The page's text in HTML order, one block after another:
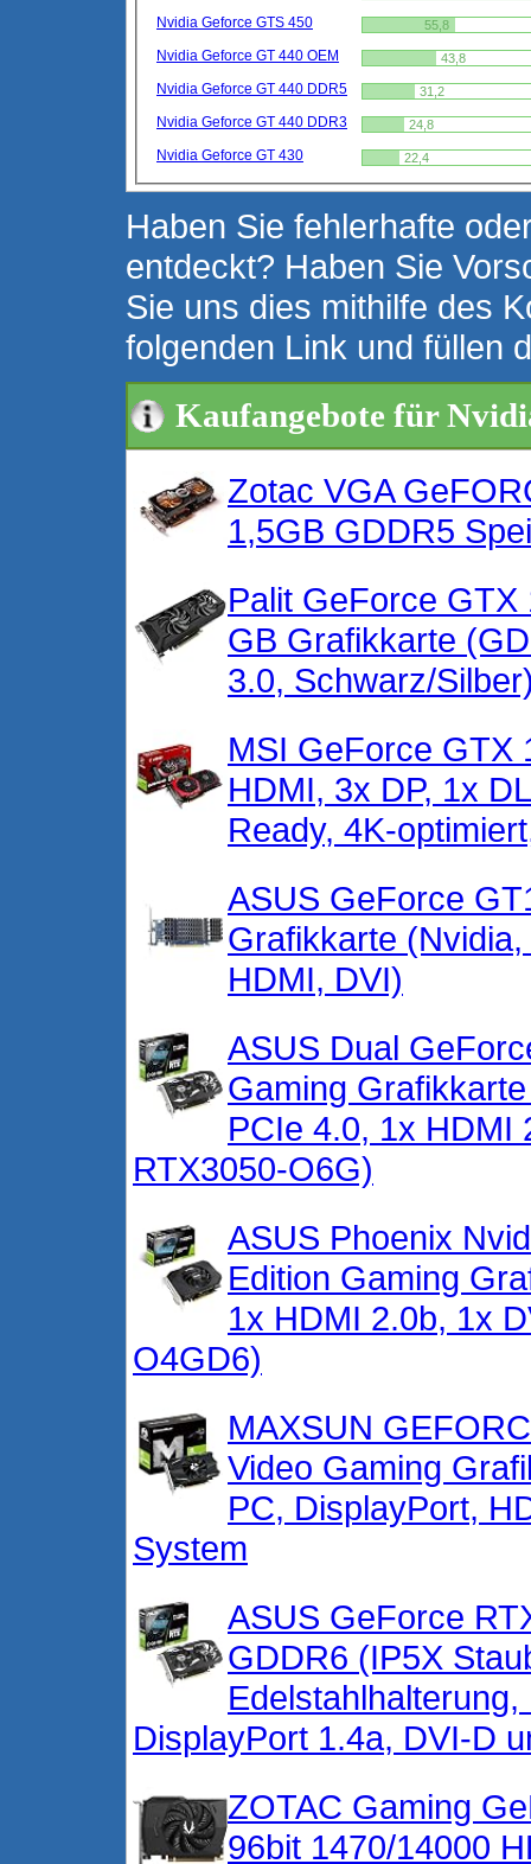
Nvidia Geforce GTS 450 55,8
Nvidia Geforce GT 440 OEM 43,8
Nvidia Geforce GT 440 DDR5 31,2
Nvidia Geforce GT 440 DDR3 24,8
Nvidia Geforce GT 430 22,4
Haben Sie fehlerhafte
entdeckt? Haben Sie
Sie uns dies mithilfe des
folgenden Link und füllen
Kaufangebote für
Zotac VGA
1,5GB GDDR5
Palit GeForce
GB Grafikkarte
3.0, Schwarz/
MSI GeForce GTX
HDMI, 3x DP, 1x
Ready, 4K-
ASUS GeForce
Grafikkarte
HDMI, DVI)
ASUS Dual
Gaming
PCIe 4.0, 1x HDMI
RTX3050-O6G)
ASUS Phoenix
Edition Gaming
1x HDMI 2.0b, 1x
O4GD6)
MAXSUN
Video Gaming
PC, DisplayPort,
System
ASUS GeForce
GDDR6 (IP5X
DisplayPort 1.4a, DVI-D
ZOTAC Gaming
96bit 1470/14000